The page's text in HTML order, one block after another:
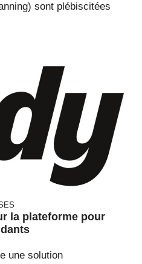
sont plébiscitées
la plateforme pour
une solution